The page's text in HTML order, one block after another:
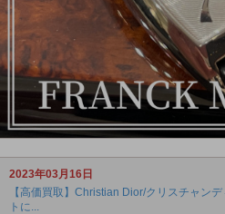
2023年03月16日
【高価買取】Christian Dior/クリスチャン
トに...